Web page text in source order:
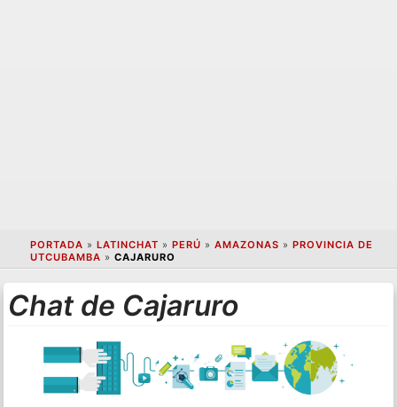
PORTADA » LATINCHAT » PERÚ » AMAZONAS » PROVINCIA DE
UTCUBAMBA » CAJARURO
Chat de Cajaruro